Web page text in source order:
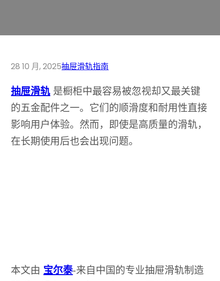
28 10 月, 2025抽屉滑轨指南
抽屉滑轨是橱柜中最容易被忽视却又最关键
的五金配件之一。它们的顺滑度和耐用性直接
影响用户体验。然而，即使是高质量的滑轨，
在长期使用后也会出现问题。
本文由 宝尔泰-来自中国的专业抽屉滑轨制造